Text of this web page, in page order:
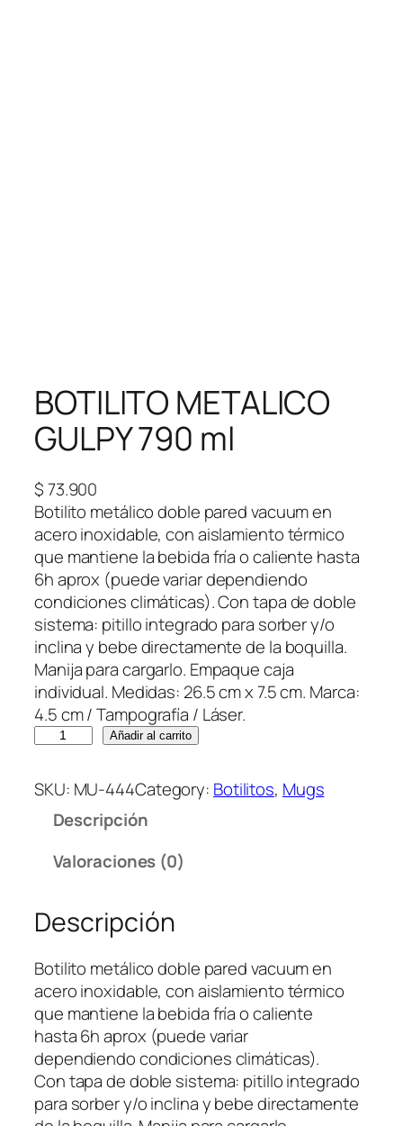
BOTILITO METALICO
GULPY 790 ml
$73.900
Botilito metálico doble pared vacuum en
acero inoxidable, con aislamiento térmico
que mantiene la bebida fría o caliente hasta
6h aprox (puede variar dependiendo
condiciones climáticas). Con tapa de doble
sistema: pitillo integrado para sorber y/o
inclina y bebe directamente de la boquilla.
Manija para cargarlo. Empaque caja
individual. Medidas: 26.5 cm x 7.5 cm. Marca:
4.5 cm / Tampografía / Láser.
T
I
M
E
T
A
L
I
C
O
G
U
Añadir al carrito
SKU: MU-444Category: Botilitos, Mugs
Descripción
Valoraciones (0)
Descripción
Botilito metálico doble pared vacuum en
acero inoxidable, con aislamiento térmico
que mantiene la bebida fría o caliente
hasta 6h aprox (puede variar
dependiendo condiciones climáticas).
Con tapa de doble sistema: pitillo integrado
para sorber y/o inclina y bebe directamente